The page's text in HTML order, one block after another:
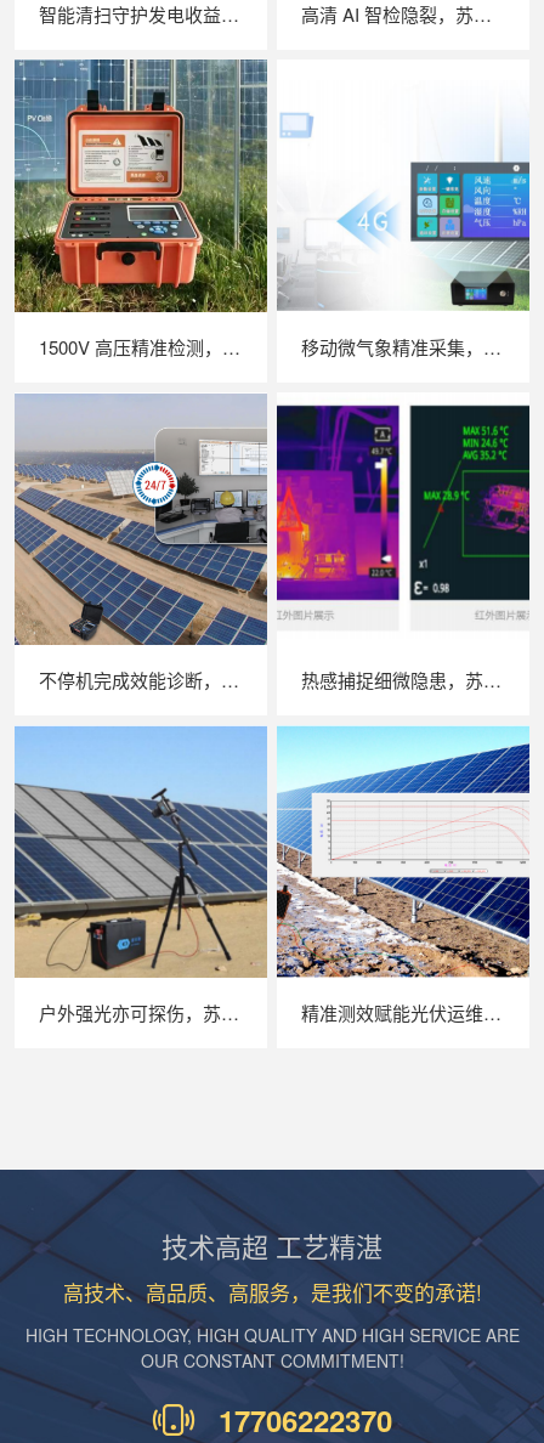
智能清扫守护发电收益，苏州 LAILX LX‑H403 光伏清洗机器人打造高效光伏运维方案 高清 AI 智检隐裂，苏州 LAILX LXG50 便携式 EL 检测仪重塑光伏组件无损检测体验
1500V 高压精准检测，苏州 LAILX LX‑PV31 便携式 IV 测试仪助力光伏运维提质增效 移动微气象精准采集，苏州 LAILX LXH506 便携式气象站补齐光伏检测环境数据短板
不停机完成效能诊断，苏州 LAILX LX‑PE93 逆变器综合测试仪筑牢光伏电站效能底座 热感捕捉细微隐患，苏州 LAILX LX‑F300 手持红外热成像仪赋能光伏安全运维
户外强光亦可探伤，苏州 LAILX LXG30 便携式 EL 检测仪重塑光伏组件无损检测标准 精准测效赋能光伏运维，苏州 LAILX LX‑PV32 便携式 IV 测试仪打造现场检测新标杆
技术高超 工艺精湛
高技术、高品质、高服务，是我们不变的承诺!
HIGH TECHNOLOGY, HIGH QUALITY AND HIGH SERVICE ARE
OUR CONSTANT COMMITMENT!
17706222370